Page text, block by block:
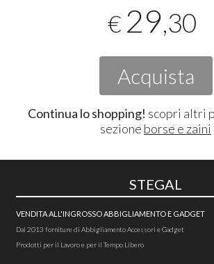
€ 29,30
Acquista
Continua lo shopping! scopri altri
sezione borse e zaini
STEGAL
VENDITA ALL'INGROSSO ABBIGLIAMENTO E GADGET
Dal 2013 forniture di Abbigliamento Accessori e Gadget
Prodotti per il Lavoro e per il Tempo Libero